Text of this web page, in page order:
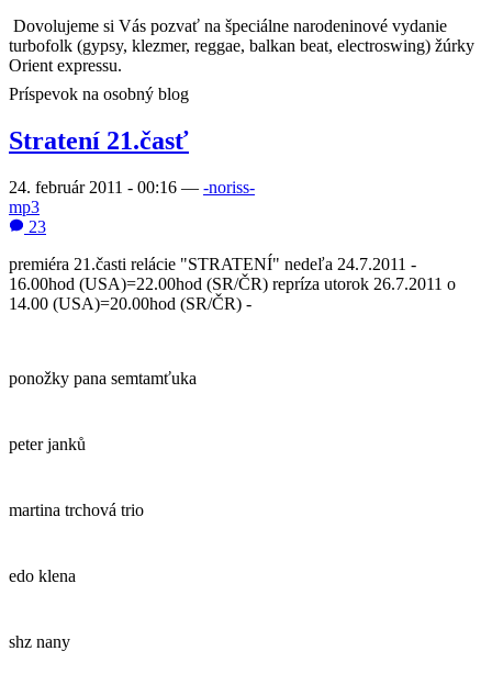
Dovolujeme si Vás pozvať na špeciálne narodeninové vydanie
turbofolk (gypsy, klezmer, reggae, balkan beat, electroswing) žúrky
Orient expressu.
Príspevok na osobný blog
Stratení 21.časť
24. február 2011 - 00:16 — -noriss-
mp3
23
premiéra 21.časti relácie "STRATENÍ" nedeľa 24.7.2011 -
16.00hod (USA)=22.00hod (SR/ČR) repríza utorok 26.7.2011 o
14.00 (USA)=20.00hod (SR/ČR) -
ponožky pana semtamťuka
peter janků
martina trchová trio
edo klena
shz nany